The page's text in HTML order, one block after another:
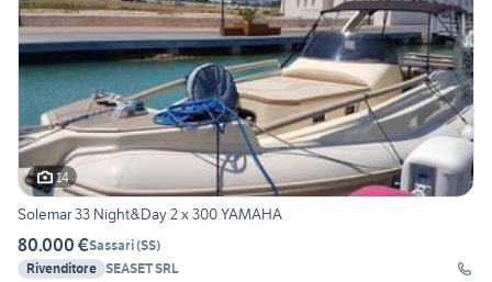
14
Solemar 33 Night&Day 2 x 300 YAMAHA
80.000 €Sassari(SS)
Rivenditore SEASET SRL